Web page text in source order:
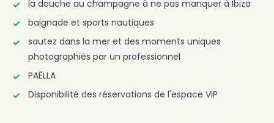
la douche au champagne à ne pas manquer à Ibiza
baignade et sports nautiques
sautez dans la mer et des moments uniques
photographiés par un professionnel
PAËLLA
Disponibilité des réservations de l'espace VIP